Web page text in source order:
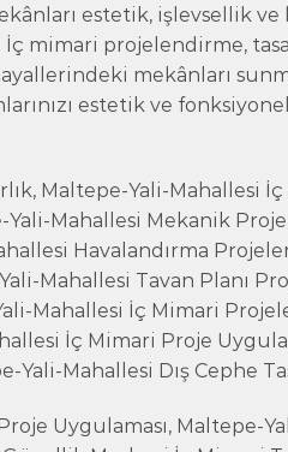
estetik, işlevsellik ve
İç mimari projelendirme,
mekânları
estetik ve
Maltepe-Yali-Mahallesi
Mahallesi Mekanik
Havalandırma
Mahallesi Tavan Planı
Mahallesi İç Mimari
İç Mimari Proje
Mahallesi Dış Cephe
Uygulaması, Maltepe-